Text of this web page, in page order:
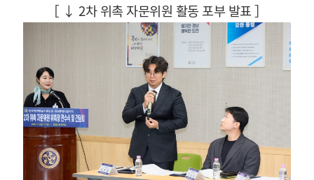
［ ↓ 2차 위촉 자문위원 활동 포부 발표 ］